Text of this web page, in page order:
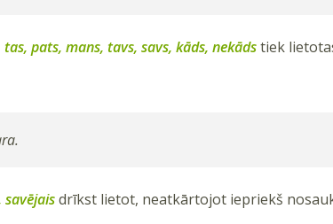
tas, pats, mans, tavs, savs, kāds, nekādstiek
savējaisdrīkst lietot, neatkārtojot iepriekš